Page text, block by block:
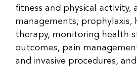
fitness and physical activity,
managements, prophylaxis,
therapy, monitoring health
outcomes, pain
and invasive procedures,